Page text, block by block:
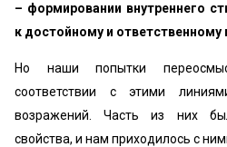
– формировании внутреннего
к достойному и
Но наши попытки
соответствии с этими
возражений. Часть из них
свойства, и нам приходилось с